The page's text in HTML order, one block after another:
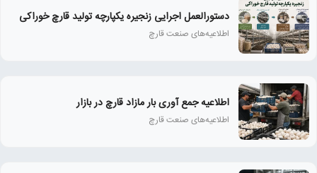
دستورالعمل اجرایی زنجیره یکپارچه تولید قارچ خوراکی
اطلاعیه‌های صنعت قارچ
اطلاعیه جمع آوری بار مازاد قارچ در بازار
اطلاعیه‌های صنعت قارچ